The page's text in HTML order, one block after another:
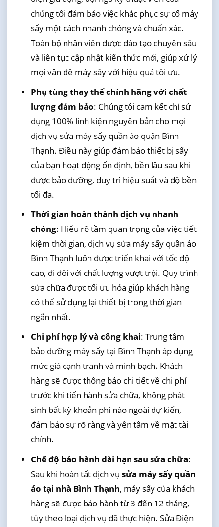
chúng tôi đảm bảo việc khắc phục sự cố máy
sấy một cách nhanh chóng và chuẩn xác.
Toàn bộ nhân viên được đào tạo chuyên sâu
và liên tục cập nhật kiến thức mới, giúp xử lý
mọi vấn đề máy sấy với hiệu quả tối ưu.
Phụ tùng thay thế chính hãng với chất
lượng đảm bảo: Chúng tôi cam kết chỉ sử
dụng 100% linh kiện nguyên bản cho mọi
dịch vụ sửa máy sấy quần áo quận Bình
Thạnh. Điều này giúp đảm bảo thiết bị sấy
của bạn hoạt động ổn định, bền lâu sau khi
được bảo dưỡng, duy trì hiệu suất và độ bền
tối đa.
Thời gian hoàn thành dịch vụ nhanh
chóng: Hiểu rõ tầm quan trọng của việc tiết
kiệm thời gian, dịch vụ sửa máy sấy quần áo
Bình Thạnh luôn được triển khai với tốc độ
cao, đi đôi với chất lượng vượt trội. Quy trình
sửa chữa được tối ưu hóa giúp khách hàng
có thể sử dụng lại thiết bị trong thời gian
ngắn nhất.
Chi phí hợp lý và công khai: Trung tâm
bảo dưỡng máy sấy tại Bình Thạnh áp dụng
mức giá cạnh tranh và minh bạch. Khách
hàng sẽ được thông báo chi tiết về chi phí
trước khi tiến hành sửa chữa, không phát
sinh bất kỳ khoản phí nào ngoài dự kiến,
đảm bảo sự rõ ràng và yên tâm về mặt tài
chính.
Chế độ bảo hành dài hạn sau sửa chữa:
Sau khi hoàn tất dịch vụ sửa máy sấy quần
áo tại nhà Bình Thạnh, máy sấy của khách
hàng sẽ được bảo hành từ 3 đến 12 tháng,
tùy theo loại dịch vụ đã thực hiện. Sửa Điện